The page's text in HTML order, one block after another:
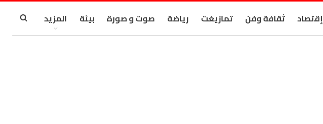
إقتصاد ثقافة وفن تمازيغت رياضة صوت و صورة بيئة المزيد